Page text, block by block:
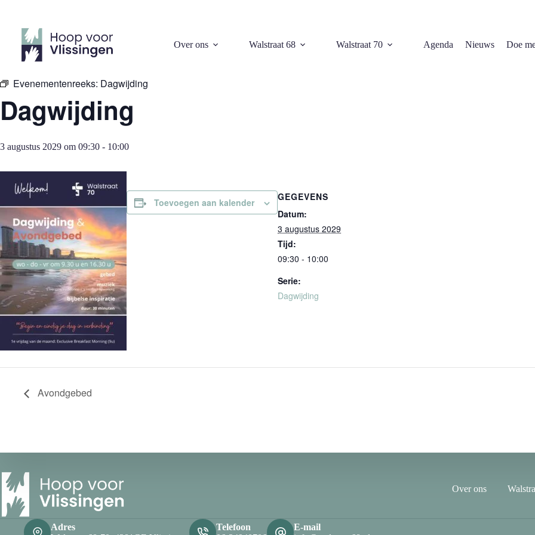
inhoud
Over ons Walstraat 68 Walstraat 70 Agenda Nieuws Doe
« Alle Evenementen
Evenementenreeks: Dagwijding
Dagwijding
3 augustus 2029 om 09:30 - 10:00
Toevoegen aan kalender
GEGEVENS
Datum:
3 augustus 2029
Tijd:
09:30 - 10:00
Serie:
Dagwijding
Avondgebed
Over ons
Adres
Telefoon
E-mail